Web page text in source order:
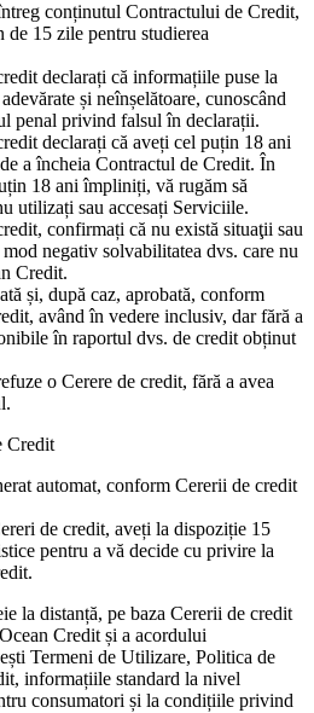
conținutul Contractului de Credit,
15 zile pentru studierea
declarați că informațiile puse la
și neînșelătoare, cunoscând
penal privind falsul în declarații.
declarați că aveți cel puțin 18 ani
a încheia Contractul de Credit. În
18 ani împliniți, vă rugăm să
utilizați sau accesați Serviciile.
confirmați că nu există situaţii sau
negativ solvabilitatea dvs. care nu
Credit.
și, după caz, aprobată, conform
având în vedere inclusiv, dar fără a
în raportul dvs. de credit obținut
o Cerere de credit, fără a avea
Credit
automat, conform Cererii de credit
de credit, aveți la dispoziție 15
pentru a vă decide cu privire la
la distanță, pe baza Cererii de credit
Credit și a acordului
Termeni de Utilizare, Politica de
informațiile standard la nivel
consumatori și la condițiile privind